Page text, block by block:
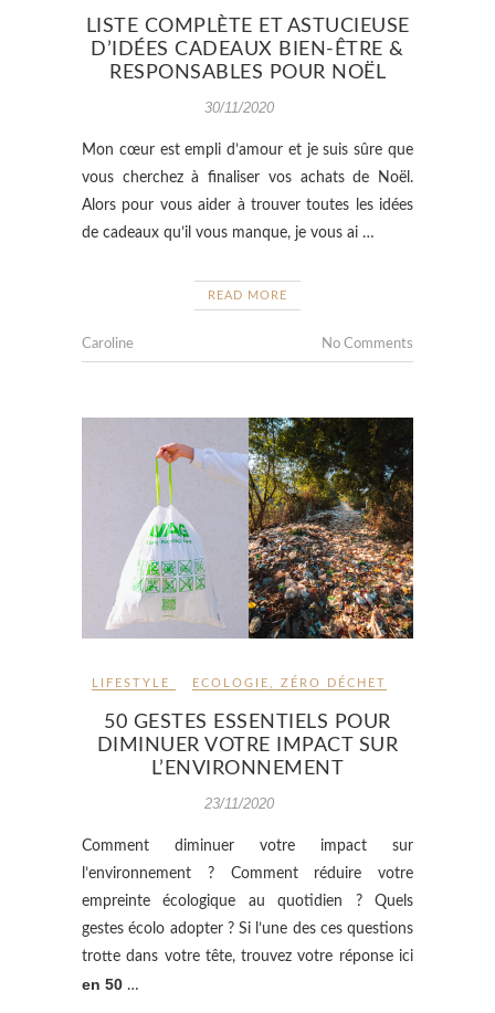
LISTE COMPLÈTE ET ASTUCIEUSE
D’IDÉES CADEAUX BIEN-ÊTRE &
RESPONSABLES POUR NOËL
30/11/2020
Mon cœur est empli d’amour et je suis sûre que
vous cherchez à finaliser vos achats de Noël.
Alors pour vous aider à trouver toutes les idées
de cadeaux qu’il vous manque, je vous ai …
READ MORE
Caroline No Comments
LIFESTYLE ECOLOGIE, ZÉRO DÉCHET
50 GESTES ESSENTIELS POUR
DIMINUER VOTRE IMPACT SUR
L’ENVIRONNEMENT
23/11/2020
Comment diminuer votre impact sur
l’environnement ? Comment réduire votre
empreinte écologique au quotidien ? Quels
gestes écolo adopter ? Si l’une des ces questions
trotte dans votre tête, trouvez votre réponse ici
en 50 …